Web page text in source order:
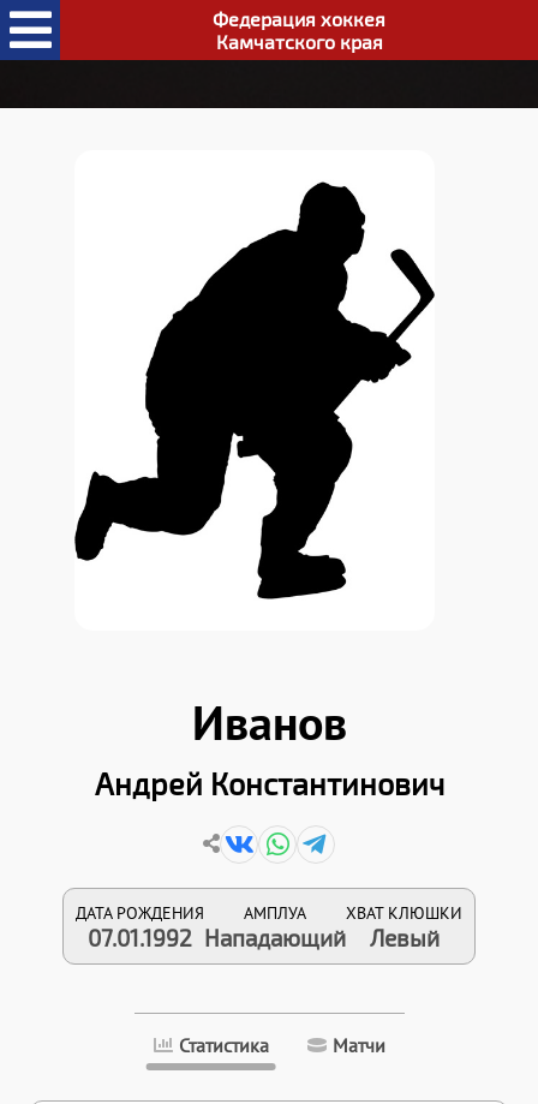
Федерация хоккея
Камчатского края
Иванов
Андрей Константинович
ДАТА РОЖДЕНИЯ
07.01.1992
АМПЛУА
Нападающий
ХВАТ КЛЮШКИ
Левый
Статистика Матчи